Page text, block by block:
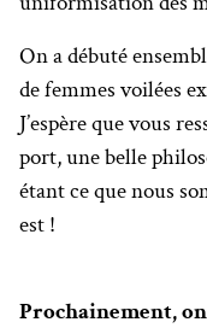
On a débuté
de femmes voilées
J’espère que vous
port, une belle
étant ce que nous
est !
Prochainement,